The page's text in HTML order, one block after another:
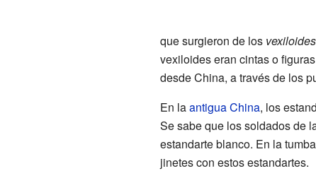
que surgieron de los vexiloides
vexiloides eran cintas o
desde China, a través de los
En laantigua China, los
Se sabe que los soldados de
estandarte blanco. En la
jinetes con estos estandartes.